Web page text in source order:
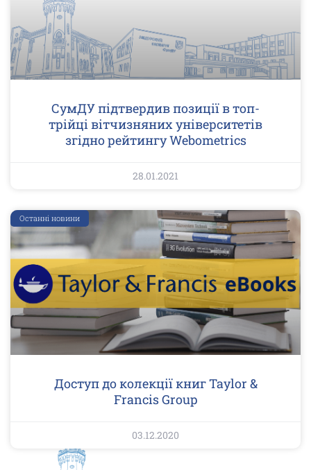
СумДУ підтвердив позиції в топ-
трійці вітчизняних університетів
згідно рейтингу Webometrics
28.01.2021
Останні новини
Доступ до колекції книг Taylor &
Francis Group
03.12.2020